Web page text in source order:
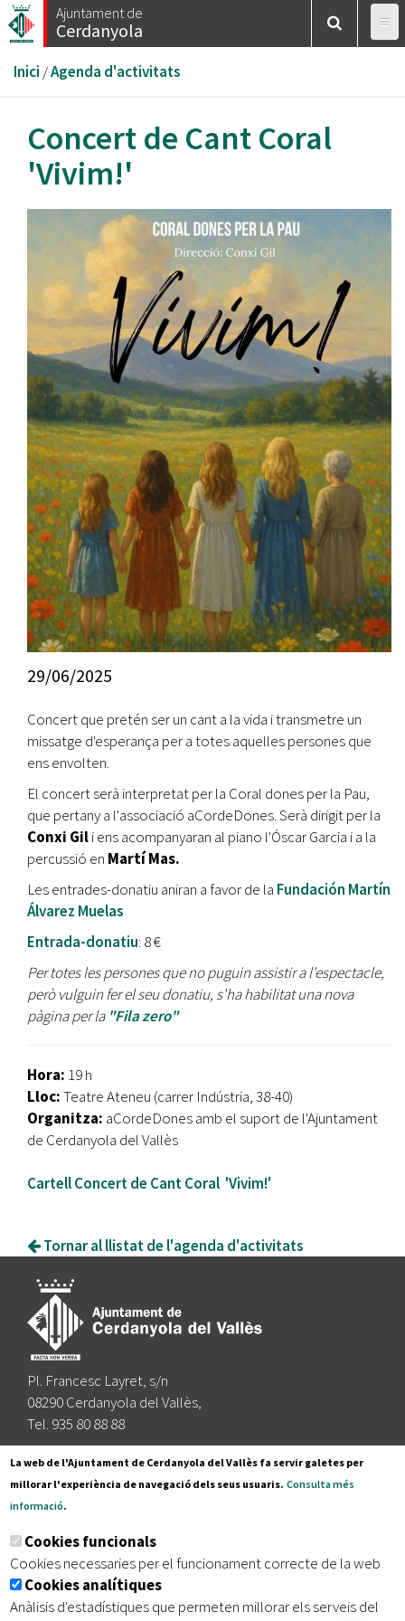
Vés
al
Ajuntament de
Cerdanyola
Esteu
aquí
Inici /Agenda d'activitats
Concert de Cant Coral
'Vivim!'
29/06/2025
Concert que pretén ser un cant a la vida i transmetre un
missatge d'esperança per a totes aquelles persones que
ens envolten.
El concert serà interpretat per la Coral dones per la Pau,
que pertany a l'associació aCordeDones. Serà dirigit per la
Conxi Gili ens acompanyaran al piano l'Óscar Garcia i a la
percussió en Martí Mas.
Les entrades-donatiu aniran a favor de la Fundación Martín
Álvarez Muelas
Entrada-donatiu: 8 €
Per totes les persones que no puguin assistir a l'espectacle,
però vulguin fer el seu donatiu, s'ha habilitat una nova
pàgina per la "Fila zero"
Hora: 19 h
Lloc:Teatre Ateneu (carrer Indústria, 38-40)
Organitza: aCordeDones amb el suport de l'Ajuntament
de Cerdanyola del Vallès
Cartell Concert de Cant Coral 'Vivim!'
Tornar al llistat de l'agenda d'activitats
Pl. Francesc Layret, s/n
08290 Cerdanyola del Vallès,
Tel. 935 80 88 88
Segueix-nos a:
Subscriu-te al nostre butlletí
Inici | Avís legal | Protecció de dades
| Accessibilitat
La web de l'Ajuntament de Cerdanyola del Vallès fa servir galetes per
millorar l'experiència de navegació dels seus usuaris. Consulta més
informació.
Cookies funcionals
Cookies necessaries per el funcionament correcte de la web
Cookies analítiques
Anàlisis d'estadístiques que permeten millorar els serveis del